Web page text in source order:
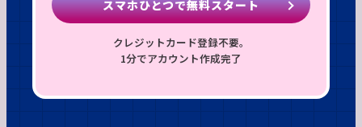
スマホひとつで無料スタート
クレジットカード登録不要。
1分でアカウント作成完了